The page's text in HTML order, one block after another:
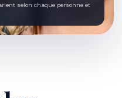
selon chaque personne et